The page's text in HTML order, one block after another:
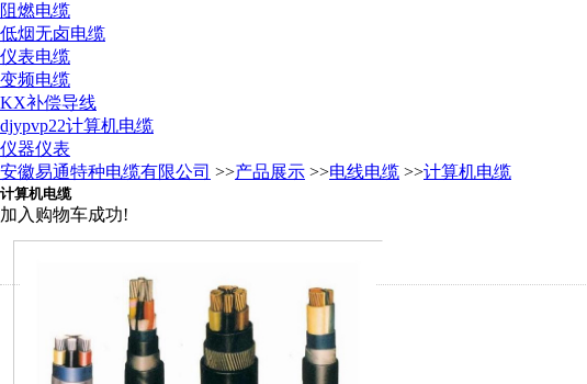
阻燃电缆
低烟无卤电缆
仪表电缆
变频电缆
KX补偿导线
djypvp22计算机电缆
仪器仪表
安徽易通特种电缆有限公司 >>产品展示 >>电线电缆 >>计算机电缆
计算机电缆
加入购物车成功!